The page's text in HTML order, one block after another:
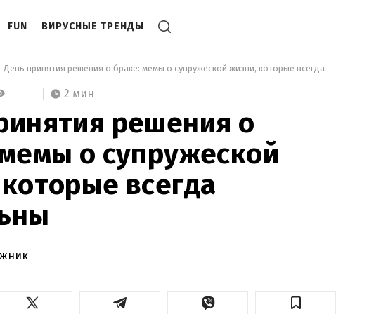
FUN ВИРУСНЫЕ ТРЕНДЫ
День принятия решения о браке: мемы о супружеской жизни, которые всегда актуальны
2 мин
решения о
о супружеской
всегда